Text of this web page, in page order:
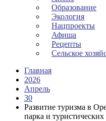
Образование
Экология
Нацпроекты
Афиша
Рецепты
Сельское
Главная
2026
Апрель
30
Развитие туризма в
парка и